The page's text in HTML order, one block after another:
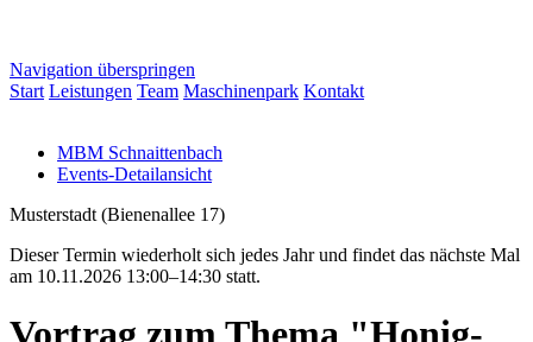
Navigation überspringen
Start Leistungen Team Maschinenpark Kontakt
MBM Schnaittenbach
Events-Detailansicht
Musterstadt (Bienenallee 17)
Dieser Termin wiederholt sich jedes Jahr und findet das nächste Mal
am 10.11.2026 13:00–14:30 statt.